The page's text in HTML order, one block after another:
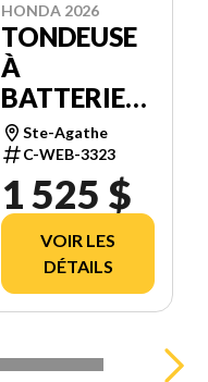
HONDA 2026
TONDEUSE
À
BATTERIES
HRX21BVC4
Ste-Agathe
C-WEB-3323
1 525 $
VOIR LES
DÉTAILS